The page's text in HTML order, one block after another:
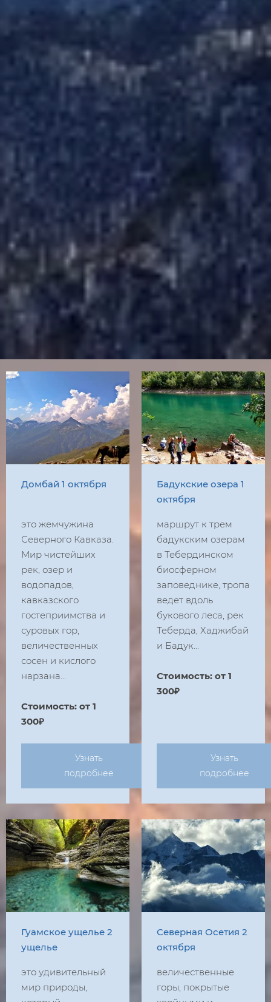
Домбай 1 октября
это жемчужина
Северного Кавказа.
Мир чистейших
рек, озер и
водопадов,
кавказского
гостеприимства и
суровых гор,
величественных
сосен и кислого
нарзана...
Стоимость: от 1
300₽
Узнать
подробнее
Бадукские озера 1
октября
маршрут к трем
бадукским озерам
в Тебердинском
биосферном
заповеднике, тропа
ведет вдоль
букового леса, рек
Теберда, Хаджибай
и Бадук...
Стоимость: от 1
300₽
Узнать
подробнее
Гуамское ущелье 2
ущелье
это удивительный
мир природы,
Северная Осетия 2
октября
величественные
горы, покрытые